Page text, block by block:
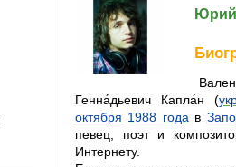
Юрий
Генна́дьевич Капла́н (
октября 1988 года в
певец, поэт и
Интернету.